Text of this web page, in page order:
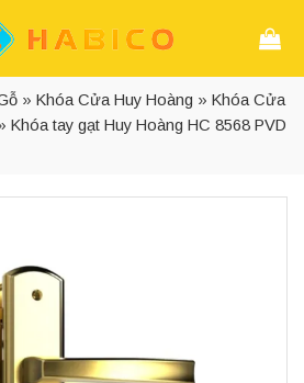
» Khóa Cửa Huy Hoàng » Khóa Cửa
Khóa tay gạt Huy Hoàng HC 8568 PVD